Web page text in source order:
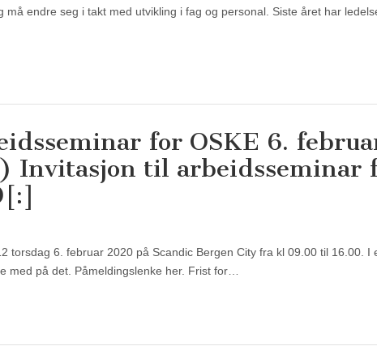
endre seg i takt med utvikling i fag og personal. Siste året har
for OSKE 6.
Invitasjon til arbeidsseminar
torsdag 6. februar 2020 på Scandic Bergen City fra kl 09.00 til 16.00. I
på det. Påmeldingslenke her. Frist for…